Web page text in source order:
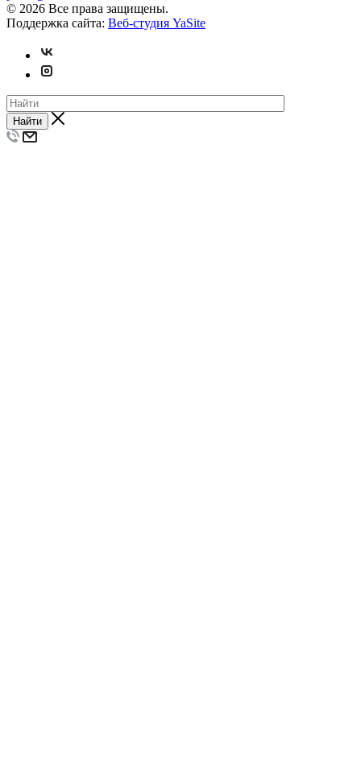
© 2026 Все права защищены.
Поддержка сайта: Веб-студия YaSite
Найти